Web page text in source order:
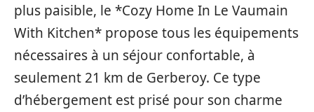
plus paisible, le *Cozy Home In Le Vaumain
With Kitchen* propose tous les équipements
nécessaires à un séjour confortable, à
seulement 21 km de Gerberoy. Ce type
d’hébergement est prisé pour son charme